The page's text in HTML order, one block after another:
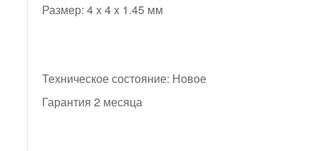
Размер: 4 x 4 x 1.45 мм
Техническое состояние: Новое
Гарантия 2 месяца